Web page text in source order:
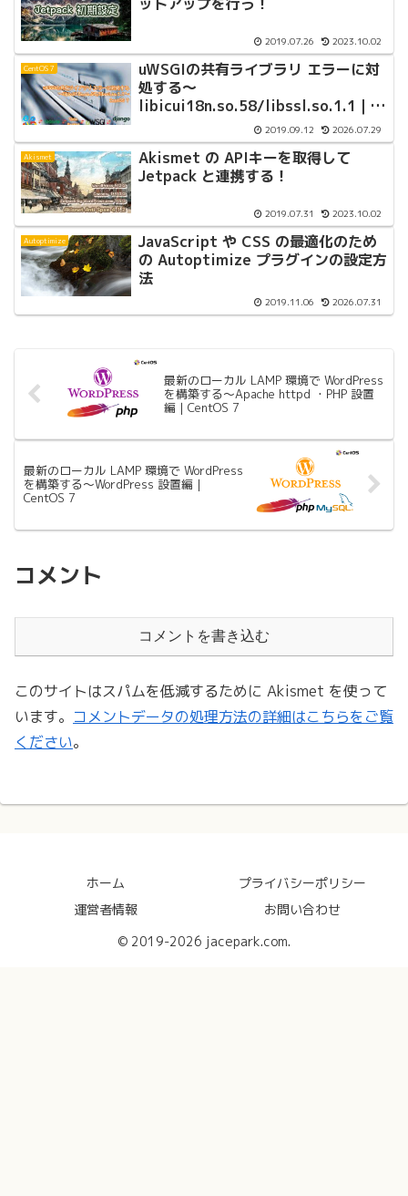
ットアップを行う！
2019.07.26 2023.10.02
CentOS 7
uWSGIの共有ライブラリ エラーに対
処する〜
libicui18n.so.58/libssl.so.1.1｜
2019.09.12 2026.07.29
Akismet
Akismet の APIキーを取得して
Jetpack と連携する！
2019.07.31 2023.10.02
Autoptimize
JavaScript や CSS の最適化のため
の Autoptimize プラグインの設定方
法
2019.11.06 2026.07.31
最新のローカル LAMP 環境で WordPress
を構築する〜Apache httpd ・PHP 設置
編｜CentOS 7
最新のローカル LAMP 環境で WordPress
を構築する〜WordPress 設置編｜
CentOS 7
コメント
コメントを書き込む
このサイトはスパムを低減するために Akismet を使って
います。 コメントデータの処理方法の詳細はこちらをご覧
ください。
ホーム
プライバシーポリシー
運営者情報
お問い合わせ
© 2019-2026 jacepark.com.